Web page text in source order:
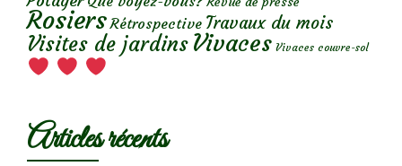
Rosiers Rétrospective Travaux du mois
Visites de jardins Vivaces Vivaces couvre-sol
Articles récents